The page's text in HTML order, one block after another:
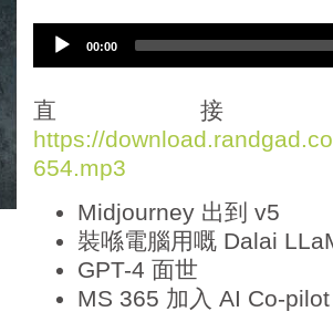
i
o
P
l
00:00
直
https://
654.mp3
Midjourney 出到 v5
裝喺電腦用嘅 Dalai
GPT-4 面世
MS 365 加入 AI Co-pilot